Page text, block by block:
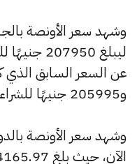
و205995 جنيهًا للشراء.
وشهد سعر الأونصة